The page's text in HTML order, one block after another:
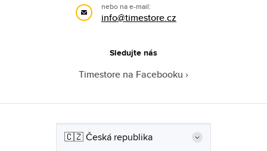
nebo na e-mail:
info@timestore.cz
Sledujte nás
Timestore na Facebooku